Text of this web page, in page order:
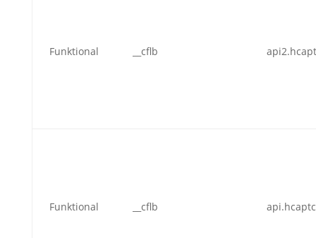
Funktional __cflb
Funktional __cflb